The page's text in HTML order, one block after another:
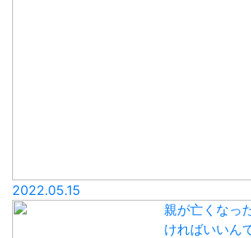
2022.05.15
親が亡くなっ
ければいいん